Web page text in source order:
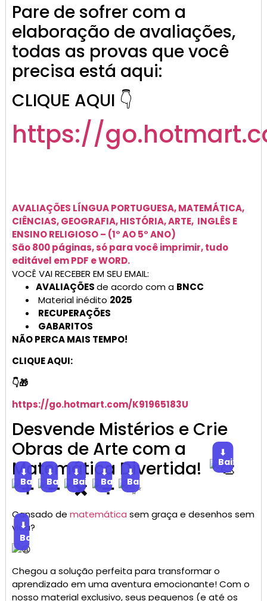
Pare de sofrer com a
elaboração de avaliações,
todas as provas que você
precisa está aqui:
CLIQUE AQUI 👇
https://
AVALIAÇÕES LÍNGUA PORTUGUESA, MATEMÁTICA,
CIÊNCIAS, GEOGRAFIA, HISTÓRIA, ARTE, INGLÊS E
ENSINO RELIGIOSO – (1° AO 5° ANO)
São 800 páginas, só para você imprimir, tudo
editável em PDF e WORD.
VOCÊ VAI RECEBER EM SEU EMAIL:
AVALIAÇÕESde acordo com a BNCC
Material inédito 2025
RECUPERAÇÕES
GABARITOS
NÃO PERCA MAIS TEMPO!
CLIQUE AQUI:
👇🎁
https://go.hotmart.com/K91965183U
Desvende Mistérios e Crie
Obras de Arte com a
Matemática Divertida!
⬇
Baixar
⬇
Baixar
⬇
Baixar
⬇
Baixar
⬇
Baixar
⬇
Baixar
Cansado de matemática sem graça e desenhos sem
vida?
⬇
Baixar
Chegou a solução perfeita para transformar o
aprendizado em uma aventura emocionante! Com o
nosso material exclusivo, seus pequenos (e até os